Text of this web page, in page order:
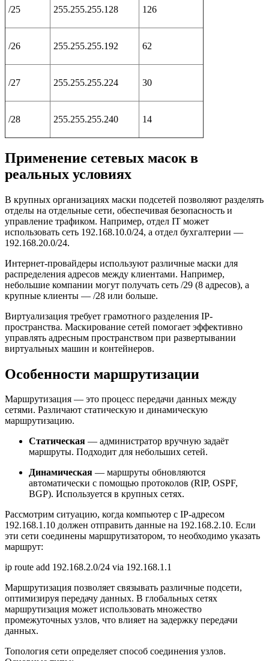
/25 255.255.255.128 126
/26 255.255.255.192 62
/27 255.255.255.224 30
/28 255.255.255.240 14
Применение сетевых масок в
реальных условиях
В крупных организациях маски подсетей позволяют разделять
отделы на отдельные сети, обеспечивая безопасность и
управление трафиком. Например, отдел IT может
использовать сеть 192.168.10.0/24, а отдел бухгалтерии —
192.168.20.0/24.
Интернет-провайдеры используют различные маски для
распределения адресов между клиентами. Например,
небольшие компании могут получать сеть /29 (8 адресов), а
крупные клиенты — /28 или больше.
Виртуализация требует грамотного разделения IP-
пространства. Маскирование сетей помогает эффективно
управлять адресным пространством при развертывании
виртуальных машин и контейнеров.
Особенности маршрутизации
Маршрутизация — это процесс передачи данных между
сетями. Различают статическую и динамическую
маршрутизацию.
Статическая — администратор вручную задаёт
маршруты. Подходит для небольших сетей.
Динамическая — маршруты обновляются
автоматически с помощью протоколов (RIP, OSPF,
BGP). Используется в крупных сетях.
Рассмотрим ситуацию, когда компьютер с IP-адресом
192.168.1.10 должен отправить данные на 192.168.2.10. Если
эти сети соединены маршрутизатором, то необходимо указать
маршрут:
ip route add 192.168.2.0/24 via 192.168.1.1
Маршрутизация позволяет связывать различные подсети,
оптимизируя передачу данных. В глобальных сетях
маршрутизация может использовать множество
промежуточных узлов, что влияет на задержку передачи
данных.
Топология сети определяет способ соединения узлов.